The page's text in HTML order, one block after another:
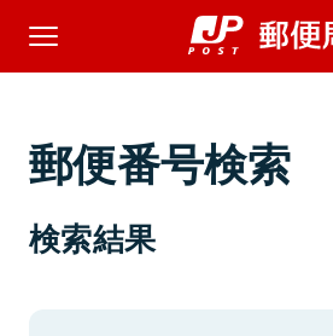
郵便番号検索
検索結果